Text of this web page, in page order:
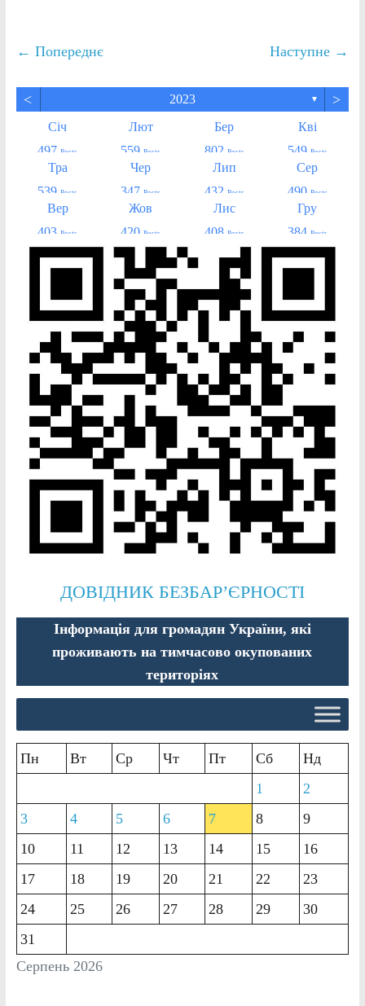
← Попереднє Наступне →
< 2023 ▼ >
Січ
497 Posts
Лют
559 Posts
Бер
802 Posts
Кві
549 Posts
Тра
539 Posts
Чер
347 Posts
Лип
432 Posts
Сер
490 Posts
Вер
403 Posts
Жов
420 Posts
Лис
408 Posts
Гру
384 Posts
ДОВІДНИК БЕЗБАР’ЄРНОСТІ
Інформація для громадян України, які
проживають на тимчасово окупованих
територіях
Серпень 2026
Пн Вт Ср Чт Пт Сб
Нд
1
2
3
4 5 6 7 8
9
10
11 12 13 14 15
16
17
18 19 20 21 22
23
24
25 26 27 28 29
30
31